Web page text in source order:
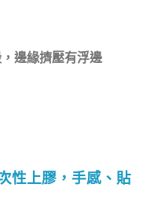
邊緣擠壓有浮邊
性上膠，手感、貼